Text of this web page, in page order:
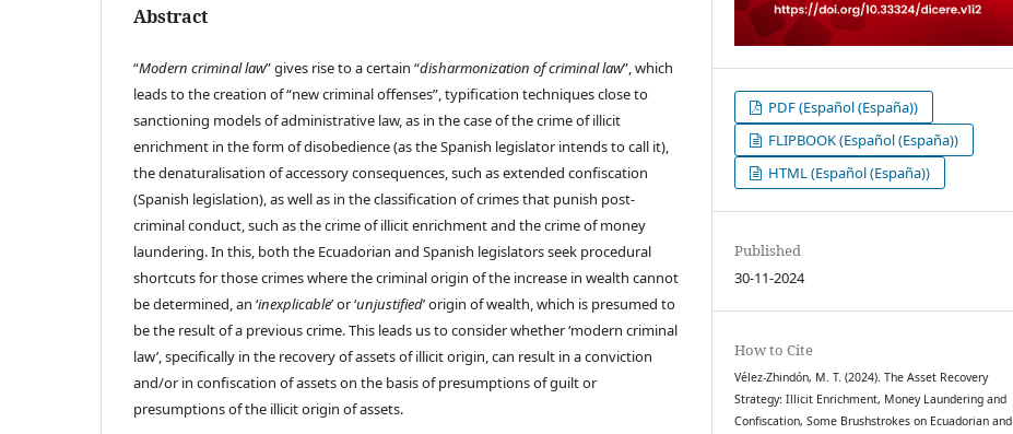
Abstract
“Modern criminal law” gives rise to a certain “disharmonization of criminal law”, which
leads to the creation of “new criminal offenses”, typification techniques close to
sanctioning models of administrative law, as in the case of the crime of illicit
enrichment in the form of disobedience (as the Spanish legislator intends to call it),
the denaturalisation of accessory consequences, such as extended confiscation
(Spanish legislation), as well as in the classification of crimes that punish post-
criminal conduct, such as the crime of illicit enrichment and the crime of money
laundering. In this, both the Ecuadorian and Spanish legislators seek procedural
shortcuts for those crimes where the criminal origin of the increase in wealth cannot
be determined, an ‘inexplicable’ or ‘unjustified’ origin of wealth, which is presumed to
be the result of a previous crime. This leads us to consider whether ‘modern criminal
law’, specifically in the recovery of assets of illicit origin, can result in a conviction
and/or in confiscation of assets on the basis of presumptions of guilt or
presumptions of the illicit origin of assets.
PDF (Español (España))
FLIPBOOK (Español (España))
HTML (Español (España))
Published
30-11-2024
How to Cite
Vélez-Zhindón, M. T. (2024). The Asset Recovery
Strategy: Illicit Enrichment, Money Laundering and
Confiscation, Some Brushstrokes on Ecuadorian and